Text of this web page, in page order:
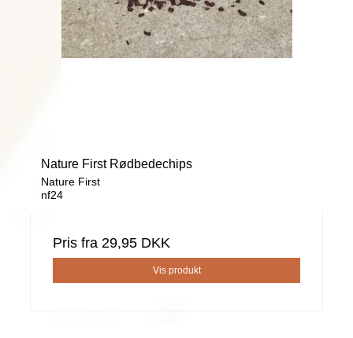
Nature First Rødbedechips
Nature First
nf24
Pris fra 29,95 DKK
Vis produkt